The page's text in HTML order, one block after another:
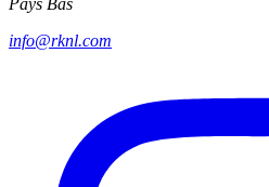
Pays Bas
info@rknl.com